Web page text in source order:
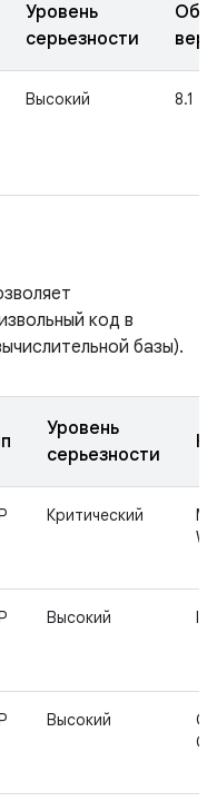
Уровень
серьезности
Высокий 8.1
код в
базы).
Уровень
серьезности
Критический
Высокий
Высокий